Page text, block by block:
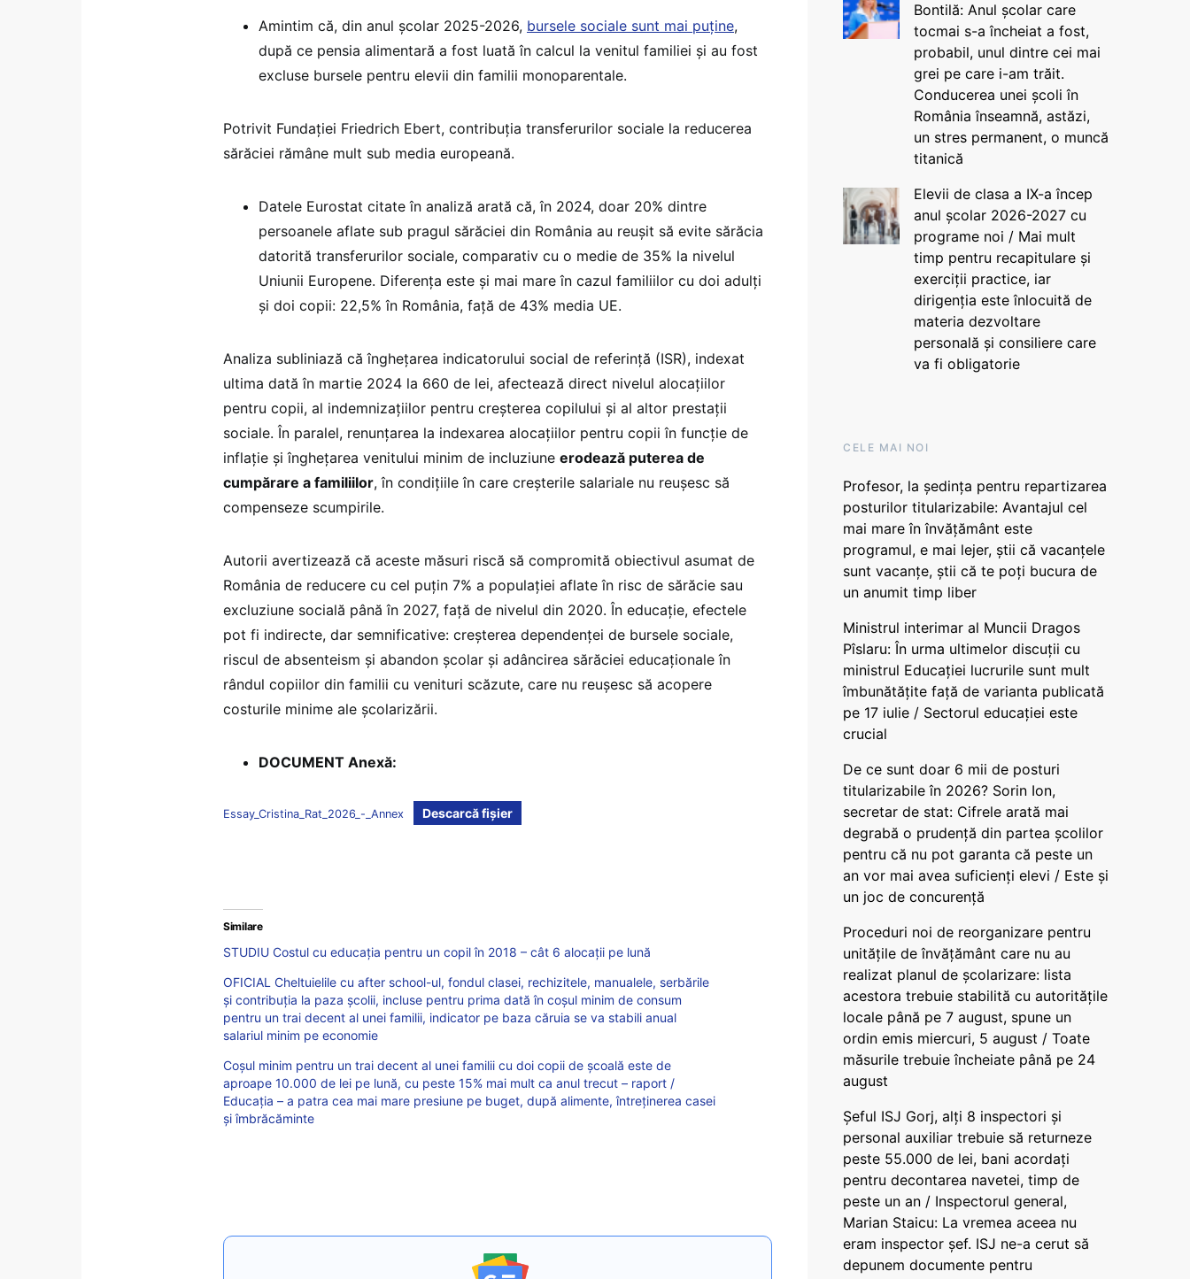
Amintim că, din anul școlar 2025-2026, bursele sociale sunt mai puține,
după ce pensia alimentară a fost luată în calcul la venitul familiei și au fost
excluse bursele pentru elevii din familii monoparentale.
Potrivit Fundației Friedrich Ebert, contribuția transferurilor sociale la reducerea
sărăciei rămâne mult sub media europeană.
Datele Eurostat citate în analiză arată că, în 2024, doar 20% dintre
persoanele aflate sub pragul sărăciei din România au reușit să evite sărăcia
datorită transferurilor sociale, comparativ cu o medie de 35% la nivelul
Uniunii Europene. Diferența este și mai mare în cazul familiilor cu doi adulți
și doi copii: 22,5% în România, față de 43% media UE.
Analiza subliniază că înghețarea indicatorului social de referință (ISR), indexat
ultima dată în martie 2024 la 660 de lei, afectează direct nivelul alocațiilor
pentru copii, al indemnizațiilor pentru creșterea copilului și al altor prestații
sociale. În paralel, renunțarea la indexarea alocațiilor pentru copii în funcție de
inflație și înghețarea venitului minim de incluziune erodează puterea de
cumpărare a familiilor, în condițiile în care creșterile salariale nu reușesc să
compenseze scumpirile.
Autorii avertizează că aceste măsuri riscă să compromită obiectivul asumat de
România de reducere cu cel puțin 7% a populației aflate în risc de sărăcie sau
excluziune socială până în 2027, față de nivelul din 2020. În educație, efectele
pot fi indirecte, dar semnificative: creșterea dependenței de bursele sociale,
riscul de absenteism și abandon școlar și adâncirea sărăciei educaționale în
rândul copiilor din familii cu venituri scăzute, care nu reușesc să acopere
costurile minime ale școlarizării.
DOCUMENT Anexă:
Essay_Cristina_Rat_2026_-_Annex Descarcă fișier
Similare
STUDIU Costul cu educația pentru un copil în 2018 – cât 6 alocații pe lună
OFICIAL Cheltuielile cu after school-ul, fondul clasei, rechizitele, manualele, serbările
și contribuția la paza școlii, incluse pentru prima dată în coșul minim de consum
pentru un trai decent al unei familii, indicator pe baza căruia se va stabili anual
salariul minim pe economie
Coșul minim pentru un trai decent al unei familii cu doi copii de școală este de
aproape 10.000 de lei pe lună, cu peste 15% mai mult ca anul trecut – raport /
Educația – a patra cea mai mare presiune pe buget, după alimente, întreținerea casei
și îmbrăcăminte
Bontilă: Anul școlar care
tocmai s-a încheiat a fost,
probabil, unul dintre cei mai
grei pe care i-am trăit.
Conducerea unei școli în
România înseamnă, astăzi,
un stres permanent, o muncă
titanică
Elevii de clasa a IX-a încep
anul școlar 2026-2027 cu
programe noi / Mai mult
timp pentru recapitulare și
exerciții practice, iar
dirigenția este înlocuită de
materia dezvoltare
personală și consiliere care
va fi obligatorie
CELE MAI NOI
Profesor, la ședința pentru repartizarea
posturilor titularizabile: Avantajul cel
mai mare în învățământ este
programul, e mai lejer, știi că vacanțele
sunt vacanţe, știi că te poți bucura de
un anumit timp liber
Ministrul interimar al Muncii Dragos
Pîslaru: În urma ultimelor discuții cu
ministrul Educației lucrurile sunt mult
îmbunătățite față de varianta publicată
pe 17 iulie / Sectorul educației este
crucial
De ce sunt doar 6 mii de posturi
titularizabile în 2026? Sorin Ion,
secretar de stat: Cifrele arată mai
degrabă o prudență din partea școlilor
pentru că nu pot garanta că peste un
an vor mai avea suficienți elevi / Este și
un joc de concurență
Proceduri noi de reorganizare pentru
unitățile de învățământ care nu au
realizat planul de școlarizare: lista
acestora trebuie stabilită cu autoritățile
locale până pe 7 august, spune un
ordin emis miercuri, 5 august / Toate
măsurile trebuie încheiate până pe 24
august
Șeful ISJ Gorj, alți 8 inspectori și
personal auxiliar trebuie să returneze
peste 55.000 de lei, bani acordați
pentru decontarea navetei, timp de
peste un an / Inspectorul general,
Marian Staicu: La vremea aceea nu
eram inspector șef. ISJ ne-a cerut să
depunem documente pentru